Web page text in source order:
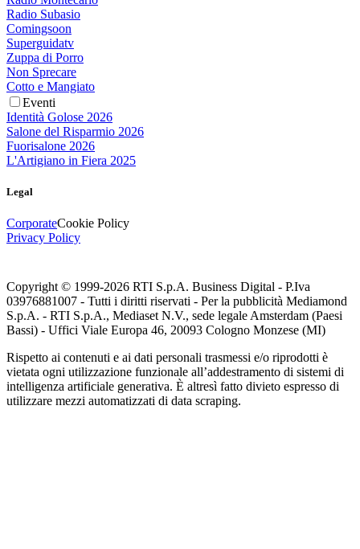
Radio Subasio
Comingsoon
Superguidatv
Zuppa di Porro
Non Sprecare
Cotto e Mangiato
Eventi
Identità Golose 2026
Salone del Risparmio 2026
Fuorisalone 2026
L'Artigiano in Fiera 2025
Legal
CorporateCookie Policy
Privacy Policy
Copyright © 1999-2026 RTI S.p.A. Business Digital - P.Iva
03976881007 - Tutti i diritti riservati - Per la pubblicità Mediamond
S.p.A. - RTI S.p.A., Mediaset N.V., sede legale Amsterdam (Paesi
Bassi) - Uffici Viale Europa 46, 20093 Cologno Monzese (MI)
Rispetto ai contenuti e ai dati personali trasmessi e/o riprodotti è
vietata ogni utilizzazione funzionale all’addestramento di sistemi di
intelligenza artificiale generativa. È altresì fatto divieto espresso di
utilizzare mezzi automatizzati di data scraping.